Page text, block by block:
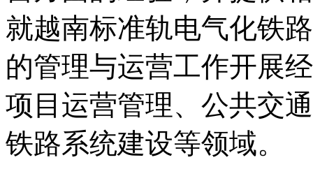
就越南标准轨电气化铁
的管理与运营工作开展
项目运营管理、公共交
铁路系统建设等领域。